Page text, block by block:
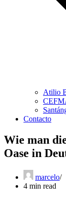
Atilio
Contacto
Wie man
Oase in
marcelo
4 min read